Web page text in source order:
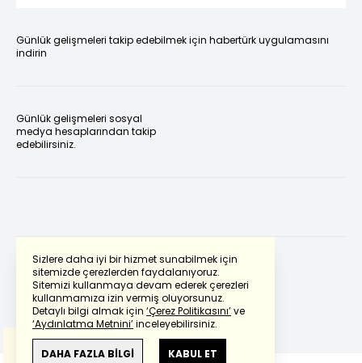
Sizlere daha iyi bir hizmet sunabilmek için
sitemizde çerezlerden faydalanıyoruz.
Sitemizi kullanmaya devam ederek çerezleri
kullanmamıza izin vermiş oluyorsunuz.
Detaylı bilgi almak için ‘Çerez Politikasını’ve
‘Aydınlatma Metnini’inceleyebilirsiniz.
DAHA FAZLA BİLGİ KABUL ET
Günlük gelişmeleri takip edebilmek için habertürk uygulamasını
indirin
Günlük gelişmeleri sosyal
medya hesaplarından takip
edebilirsiniz.
Powered by Translate
Bu çevirideGoogle Transletekullanılmıştır.
Anlam ve çeviri hatalarından
haberturk.com